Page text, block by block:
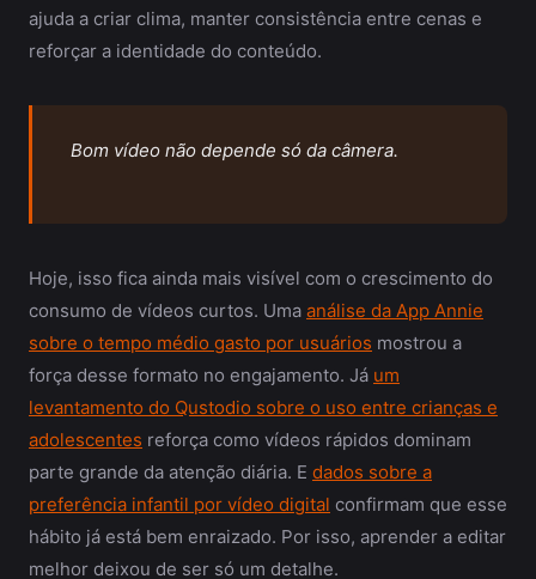
ajuda a criar clima, manter consistência entre cenas e
reforçar a identidade do conteúdo.
Bom vídeo não depende só da câmera.
Hoje, isso fica ainda mais visível com o crescimento do
consumo de vídeos curtos. Uma análise da App Annie
sobre o tempo médio gasto por usuários mostrou a
força desse formato no engajamento. Já um
levantamento do Qustodio sobre o uso entre crianças e
adolescentes reforça como vídeos rápidos dominam
parte grande da atenção diária. E dados sobre a
preferência infantil por vídeo digital confirmam que esse
hábito já está bem enraizado. Por isso, aprender a editar
melhor deixou de ser só um detalhe.